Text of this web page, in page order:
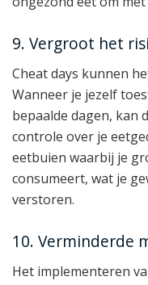
9. Vergroot het
Cheat days kunnen
Wanneer je jezelf
bepaalde dagen, kan
controle over je
eetbuien waarbij je
consumeert, wat je
verstoren.
10. Verminderde
Het implementeren